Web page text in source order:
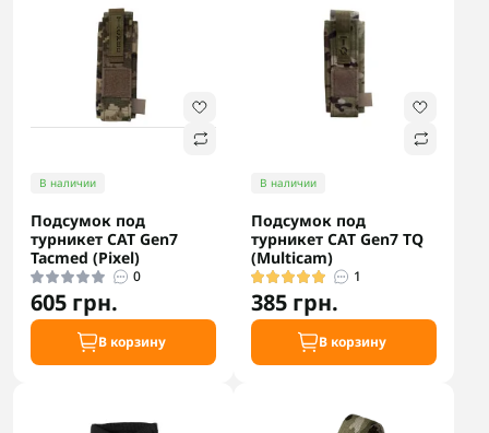
В наличии
Подсумок под
турникет CAT Gen7
Tacmed (Pixel)
0
605 грн.
В корзину
В наличии
Подсумок под
турникет CAT Gen7 TQ
(Multicam)
1
385 грн.
В корзину